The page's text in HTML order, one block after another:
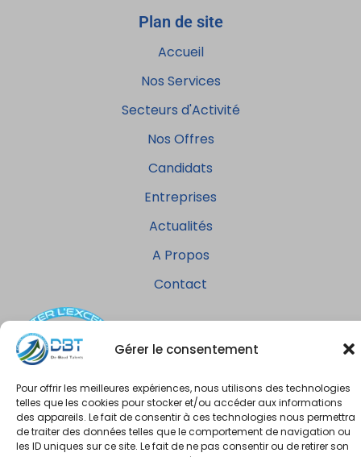
Gérer le consentement
Pour offrir les meilleures expériences, nous utilisons des technologies
telles que les cookies pour stocker et/ou accéder aux informations
des appareils. Le fait de consentir à ces technologies nous permettra
de traiter des données telles que le comportement de navigation ou
les ID uniques sur ce site. Le fait de ne pas consentir ou de retirer son
Plan de site
Accueil
Nos Services
Secteurs d'Activité
Nos Offres
Candidats
Entreprises
Actualités
A Propos
Contact
"Nous recrutons les meilleurs experts pour répondre à